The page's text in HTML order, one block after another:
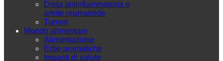
Dieta antinfiammatoria e
artrite reumatoide
Tumori
Mondo alimentare
Alimentazione
Erbe aromatiche
Impasti di salute